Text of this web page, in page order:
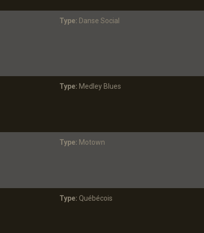
Type: Danse Social
Type: Medley Blues
Type: Motown
Type: Québécois